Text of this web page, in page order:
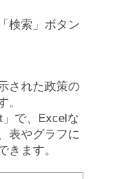
検索」ボタン
された政策の
。
で、Excelな
表やグラフに
きます。